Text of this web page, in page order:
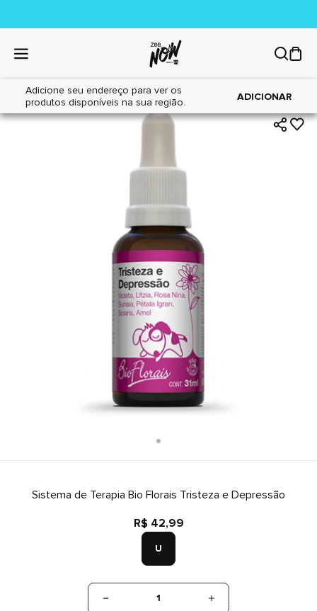
Adicione seu endereço para ver os
produtos disponíveis na sua região.
ADICIONAR
Home|Cães|Farmácia
Sistema de Terapia Bio Florais Tristeza e Depressão
R$ 42,99
U
1